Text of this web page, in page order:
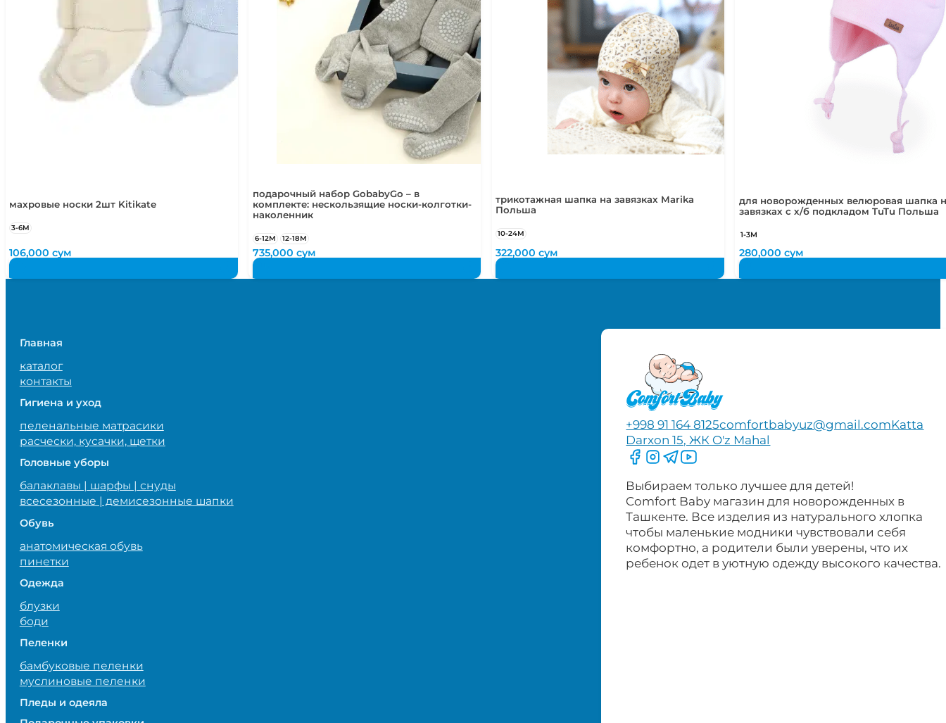
махровые носки 2шт Kitikate
3-6М
106,000сум
подарочный набор GobabyGo – в
комплекте: нескользящие носки-колготки-
наколенник
6-12М 12-18М
735,000 сум
трикотажная шапка на завязках Marika
Польша
10-24М
322,000сум
для новорожденных велюровая шапка
завязках с х/б подкладом TuTu Польша
1-3М
280,000 сум
Главная
каталог
контакты
Гигиена и уход
пеленальные матрасики
расчески, кусачки, щетки
Головные уборы
балаклавы | шарфы | снуды
всесезонные | демисезонные шапки
Обувь
анатомическая обувь
пинетки
Одежда
блузки
боди
Пеленки
бамбуковые пеленки
муслиновые пеленки
Пледы и одеяла
+998 91 164 8125comfortbabyuz@gmail.comKatta
Darxon 15, ЖК O'z Mahal
Следите за нами на Facebook
Следите за нами в Instagram
Следите за нами в Telegram
Следите за нами в YouTube
Выбираем только лучшее для детей!
Comfort Baby магазин для новорожденных в
Ташкенте. Все изделия из натурального хлопка
чтобы маленькие модники чувствовали себя
комфортно, а родители были уверены, что их
ребенок одет в уютную одежду высокого качества.